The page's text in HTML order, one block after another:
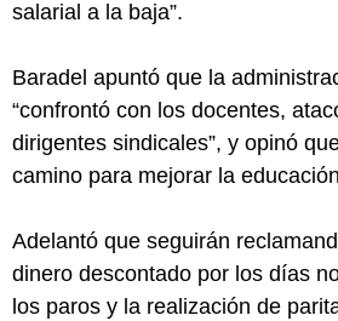
salarial a la baja”.
Baradel apuntó que la
“confrontó con los docentes,
dirigentes sindicales”, y opinó
camino para mejorar la
Adelantó que seguirán
dinero descontado por los días
los paros y la realización de